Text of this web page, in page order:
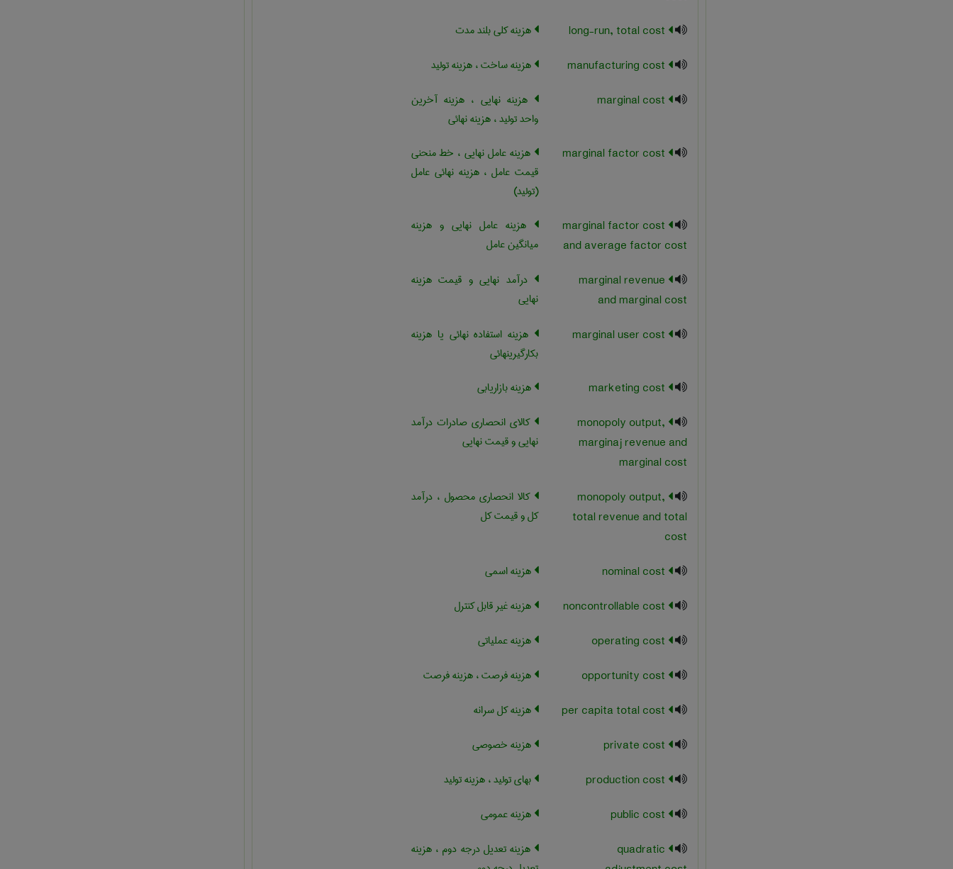
هزینه کلی بلند مدت
هزینه ساخت ، هزینه تولید
هزینه نهایی ، هزینه آخرین
واحد تولید ، هزینه نهائی
هزینه عامل نهایی ، خط منحنی
قیمت عامل ، هزینه نهائی عامل
(تولید)
marginal factor cost
and average factor cost
هزینه عامل نهایی و هزینه
میانگین عامل
marginal revenue
and marginal cost
درآمد نهایی و قیمت هزینه
نهایی
هزینه استفاده نهائی یا هزینه
بکارگیرینهائی
هزینه بازاریابی
monopoly output,
marginaj revenue and
marginal cost
کالای انحصاری صادرات درآمد
نهایی و قیمت نهایی
monopoly output,
total revenue and total
cost
کالا انحصاری محصول ، درآمد
کل و قیمت کل
هزینه اسمی
هزینه غیر قابل کنترل
هزینه عملیاتی
هزینه فرصت ، هزینه فرصت
هزینه کل سرانه
هزینه خصوصی
بهای تولید ، هزینه تولید
هزینه عمومی
quadratic
هزینه تعدیل درجه دوم ، هزینه